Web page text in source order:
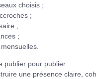
choisis ;
;
;
;
publier pour publier.
une présence claire,